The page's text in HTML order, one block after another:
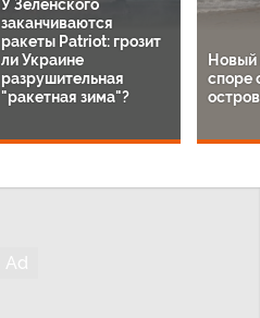
У Зеленского
заканчиваются
ракеты Patriot: грозит
ли Украине
разрушительная
"ракетная зима"?
Новый
споре